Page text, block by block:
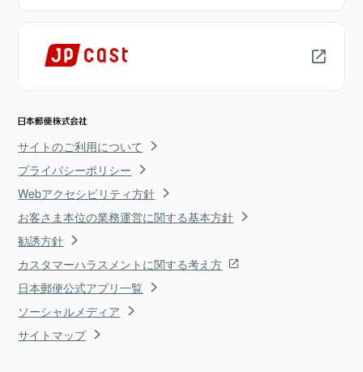
サイトのご利用について
プライバシーポリシー
Webアクセシビリティ方針
お客さま本位の業務運営に関する基本方針
勧誘方針
カスタマーハラスメントに関する考え方
日本郵便公式アプリ一覧
ソーシャルメディア
サイトマップ